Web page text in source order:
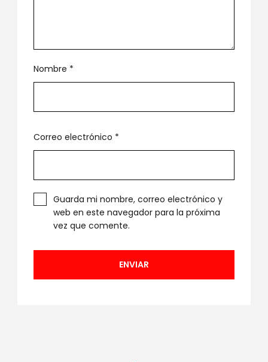
Nombre *
Correo electrónico *
Guarda mi nombre, correo electrónico y
web en este navegador para la próxima
vez que comente.